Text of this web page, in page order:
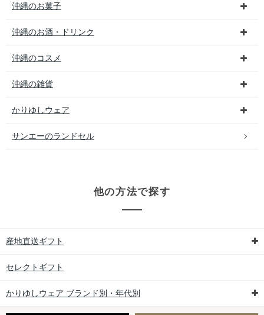
沖縄のお菓子
沖縄のお酒・ドリンク
沖縄のコスメ
沖縄の雑貨
かりゆしウェア
サンエーのランドセル
他の方法で探す
産地直送ギフト
セレクトギフト
かりゆしウェア ブランド別・年代別